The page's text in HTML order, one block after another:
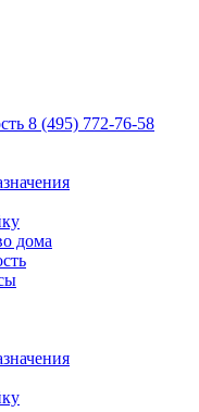
8 (495) 772-76-58
дома